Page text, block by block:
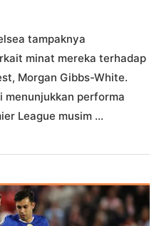
tampaknya
minat mereka terhadap
Morgan Gibbs-White.
menunjukkan performa
League musim …